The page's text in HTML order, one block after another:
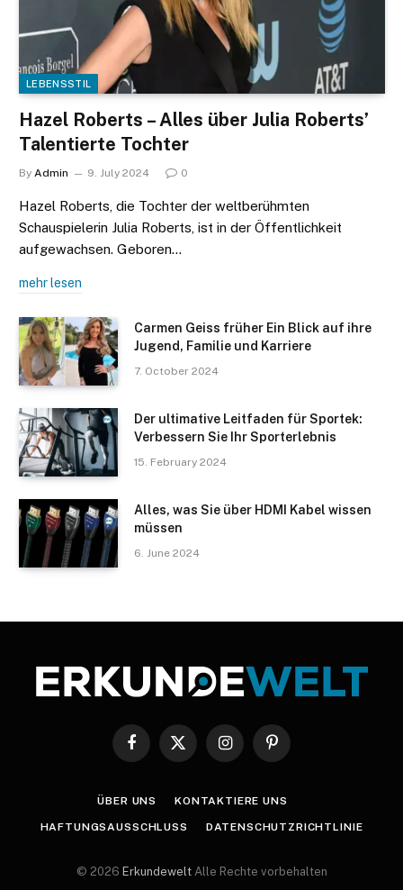
LEBENSSTIL
Hazel Roberts – Alles über Julia Roberts’
Talentierte Tochter
By Admin 9. July 2024 0
Hazel Roberts, die Tochter der weltberühmten
Schauspielerin Julia Roberts, ist in der Öffentlichkeit
aufgewachsen. Geboren…
mehr lesen
Carmen Geiss früher Ein Blick auf ihre
Jugend, Familie und Karriere
7. October 2024
Der ultimative Leitfaden für Sportek:
Verbessern Sie Ihr Sporterlebnis
15. February 2024
Alles, was Sie über HDMI Kabel wissen
müssen
6. June 2024
Facebook
X
InstagramPinterest
ÜBER UNS KONTAKTIERE UNS
HAFTUNGSAUSSCHLUSS DATENSCHUTZRICHTLINIE
© 2026 Erkundewelt Alle Rechte vorbehalten